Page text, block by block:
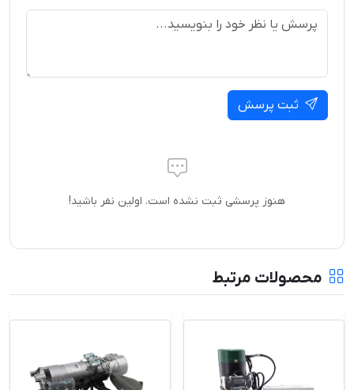
ثبت پرسش
هنوز پرسشی ثبت نشده است. اولین نفر باشید!
محصولات مرتبط